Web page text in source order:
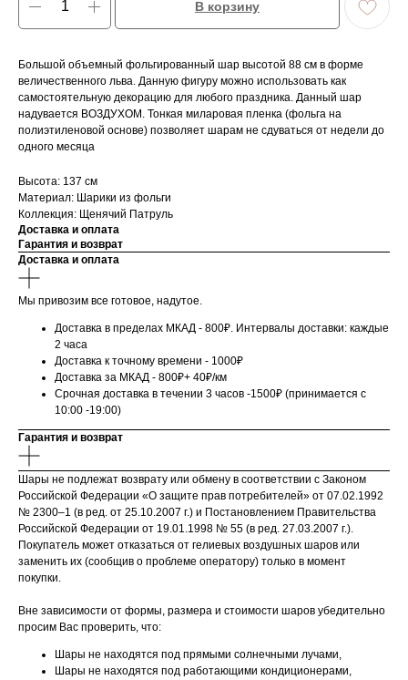
В корзину
Большой объемный фольгированный шар высотой 88 см в форме
величественного льва. Данную фигуру можно использовать как
самостоятельную декорацию для любого праздника. Данный шар
надувается ВОЗДУХОМ. Тонкая миларовая пленка (фольга на
полиэтиленовой основе) позволяет шарам не сдуваться от недели до
одного месяца
Высота: 137 см
Материал: Шарики из фольги
Коллекция: Щенячий Патруль
Доставка и оплата
Гарантия и возврат
Доставка и оплата
Мы привозим все готовое, надутое.
Доставка в пределах МКАД - 800₽. Интервалы доставки: каждые
2 часа
Доставка к точному времени - 1000₽
Доставка за МКАД - 800₽+ 40₽/км
Срочная доставка в течении 3 часов -1500₽ (принимается с
10:00 -19:00)
Гарантия и возврат
Шары не подлежат возврату или обмену в соответствии с Законом
Российской Федерации «О защите прав потребителей» от 07.02.1992
№ 2300–1 (в ред. от 25.10.2007 г.) и Постановлением Правительства
Российской Федерации от 19.01.1998 № 55 (в ред. 27.03.2007 г.).
Покупатель может отказаться от гелиевых воздушных шаров или
заменить их (сообщив о проблеме оператору) только в момент
покупки.
Вне зависимости от формы, размера и стоимости шаров убедительно
просим Вас проверить, что:
Шары не находятся под прямыми солнечными лучами,
Шары не находятся под работающими кондиционерами,